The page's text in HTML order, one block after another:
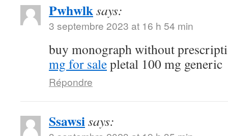
Pwhwlksays:
3 septembre 2023 at 16 h 54 min
buy monograph without
mg for salepletal 100 mg generic
Répondre
Ssawsisays: